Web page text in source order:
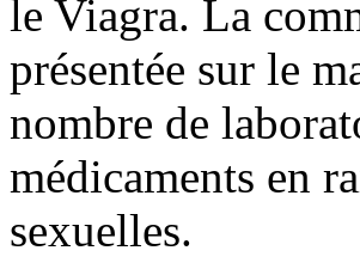
le Viagra. La
présentée sur le
nombre de
médicaments en
sexuelles.